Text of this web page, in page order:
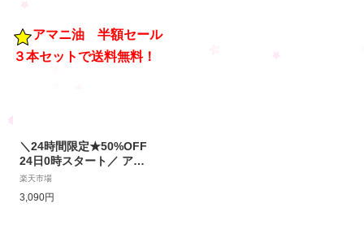
アマニ油 半額セール
３本セットで送料無料！
＼24時間限定★50%OFF
24日0時スタート／ アマ
ニ油 320g 3本セット 亜
麻仁 亜麻仁油 あまに油
アマニ アマニオイル あま
楽天市場
3,090円